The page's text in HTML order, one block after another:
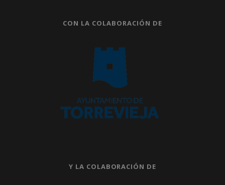
CON LA COLABORACIÓN DE
Y LA COLABORACIÓN DE